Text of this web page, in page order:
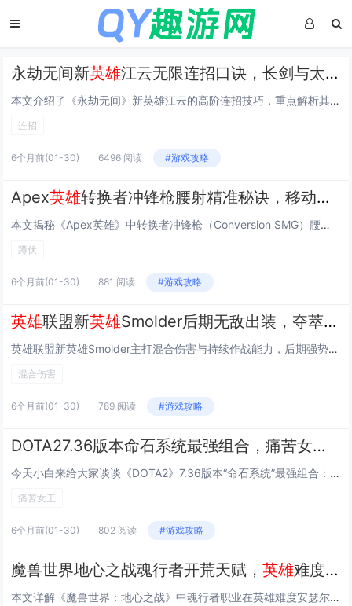
永劫无间新英雄江云无限连招口诀，长剑与太刀切换取消后摇的实战combo
本文介绍了《永劫无间》新英雄江云的高阶连招技巧，重点解析其长剑与太刀双武器切换取消后摇的核心机制，通过精准的武器切换时机（如长剑重击后接太刀轻击、或太刀升龙后瞬切长剑），可无缝衔接技能、规避硬直，实现流畅无限连招，文中还提供了实用口诀，如“...
连招
6个月前(01-30) 6496 阅读 #游戏攻略
Apex英雄转换者冲锋枪腰射精准秘诀，移动中按下蹲伏键的弹道稳定玄学技巧
本文揭秘《Apex英雄》中转换者冲锋枪（Conversion SMG）腰射精准度提升的核心技巧：在移动中连续、有节奏地按下蹲伏键（默认Ctrl），可显著增强腰射稳定性与弹道集中度，该操作并非单纯降低后坐力，而是利用蹲伏瞬间的移动速度骤减与角...
蹲伏
6个月前(01-30) 881 阅读 #游戏攻略
英雄联盟新英雄Smolder后期无敌出装，夺萃之镰 纳什之牙混合伤害流玩法
英雄联盟新英雄Smolder主打混合伤害与持续作战能力，后期强势出装推荐“夺萃之镰+纳什之牙”核心组合：夺萃之镰提供法力续航、技能急速与普攻附加魔法伤害，完美适配Smolder频繁使用技能衔接平A的机制；纳什之牙则进一步提升攻速、法强与技能...
混合伤害
6个月前(01-30) 789 阅读 #游戏攻略
DOTA27.36版本命石系统最强组合，痛苦女王闪烁无CD的碾压级搭配
今天小白来给大家谈谈《DOTA2》7.36版本“命石系统”最强组合：“痛苦女王”闪烁无CD的碾压级搭配。，以及对应的知识点，希望对大家有所帮助，不要忘了收藏本站呢今天给各位分享《DOTA2》7.36版本“命石系统”最强组合：“痛苦女王”闪烁...
痛苦女王
6个月前(01-30) 802 阅读 #游戏攻略
魔兽世界地心之战魂行者开荒天赋，英雄难度安瑟尔Boss战走位与爆发时机
本文详解《魔兽世界：地心之战》中魂行者职业在英雄难度安瑟尔（Ansurek）Boss战中的开荒指南，重点涵盖天赋选择与实战操作，推荐使用以“灵魂链接”“幽魂步”为核心的爆发+机动流天赋，强化生存与位移能力；走位方面强调规避地面毒圈、及时脱离...